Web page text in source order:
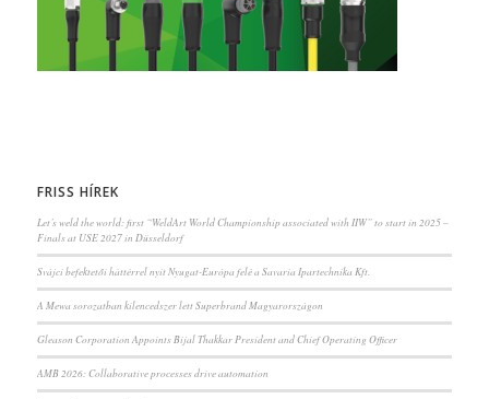
FRISS HÍREK
Let’s weld the world: first “WeldArt World Championship associated with IIW” to start in 2025 –
Finals at USE 2027 in Düsseldorf
Svájci befektetői háttérrel nyit Nyugat-Európa felé a Savaria Ipartechnika Kft.
A Mewa sorozatban kilencedszer lett Superbrand Magyarországon
Gleason Corporation Appoints Bijal Thakkar President and Chief Operating Officer
AMB 2026: Collaborative processes drive automation